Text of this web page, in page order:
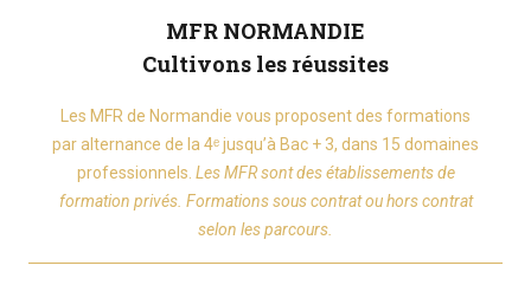
MFR NORMANDIE
Cultivons les réussites
Les MFR de Normandie vous proposent des formations
par alternance de la 4ᵉ jusqu’à Bac + 3, dans 15 domaines
professionnels. Les MFR sont des établissements de
formation privés. Formations sous contrat ou hors contrat
selon les parcours.